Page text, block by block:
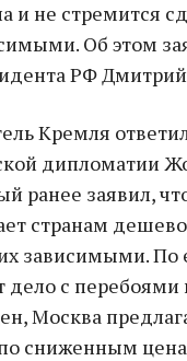
и не стремится
Об этом
РФ
Кремля
дипломатии
ранее заявил,
странам
зависимыми. По
с перебоями
Москва
сниженным